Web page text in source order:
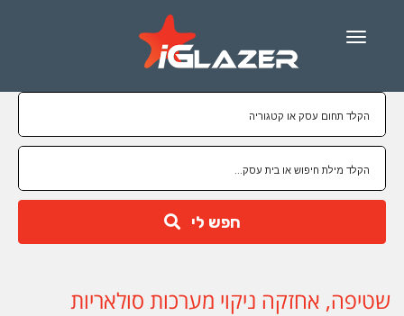
Menu
חפש לי
שטיפה, אחזקה ניקוי מערכות סולאריות